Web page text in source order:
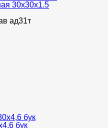
30х30х1.5
ад31т
бук